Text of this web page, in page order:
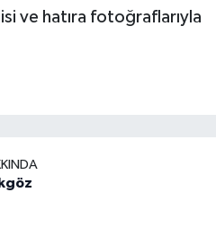
ve hatıra fotoğraflarıyla